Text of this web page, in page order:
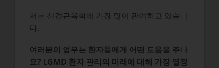
저는 신경근육학에 가장 많이 관여하고 있습니
다.
여러분의 업무는 환자들에게 어떤 도움을 주나
요? LGMD 환자 관리의 미래에 대해 가장 열정